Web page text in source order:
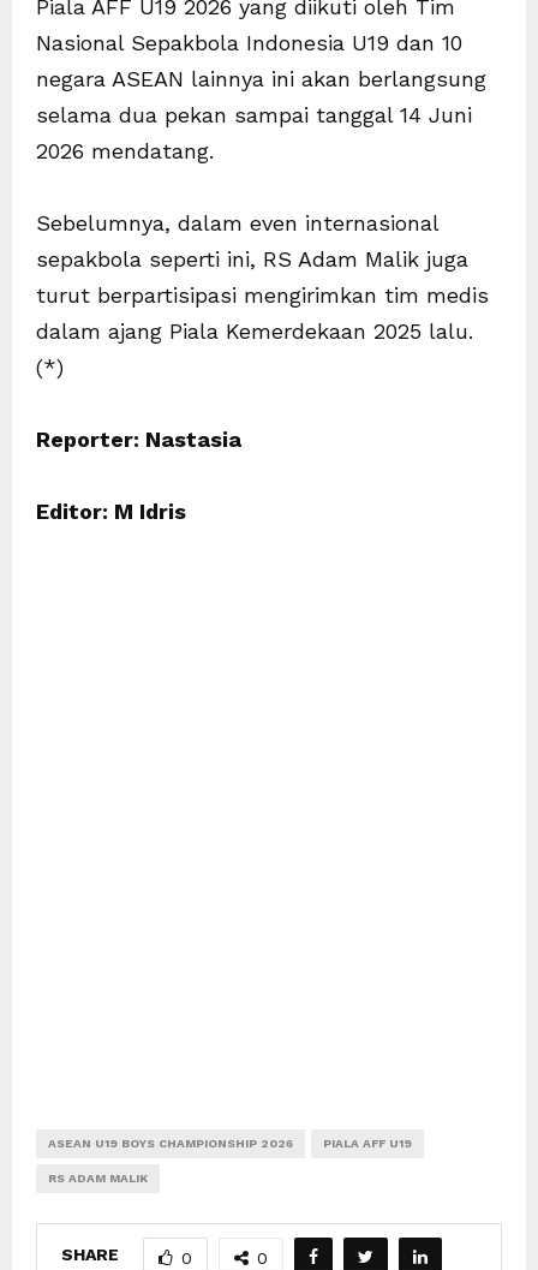
Piala AFF U19 2026 yang diikuti oleh Tim
Nasional Sepakbola Indonesia U19 dan 10
negara ASEAN lainnya ini akan berlangsung
selama dua pekan sampai tanggal 14 Juni
2026 mendatang.
Sebelumnya, dalam even internasional
sepakbola seperti ini, RS Adam Malik juga
turut berpartisipasi mengirimkan tim medis
dalam ajang Piala Kemerdekaan 2025 lalu.
(*)
Reporter: Nastasia
Editor: M Idris
ASEAN U19 BOYS CHAMPIONSHIP 2026 PIALA AFF U19
RS ADAM MALIK
SHARE 0 0